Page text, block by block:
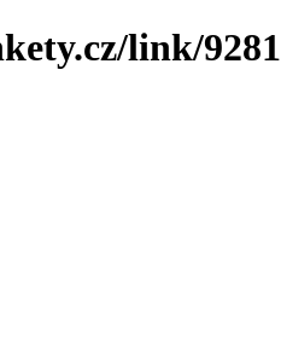
link/9281